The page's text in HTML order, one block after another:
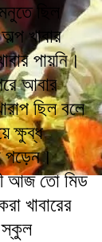
ছিল
খাবার
পায়নি।
আবার
ছিল বলে
ক্ষুব্ধ
পড়েন।
আজ তো মিড
খাবারের
স্কুল